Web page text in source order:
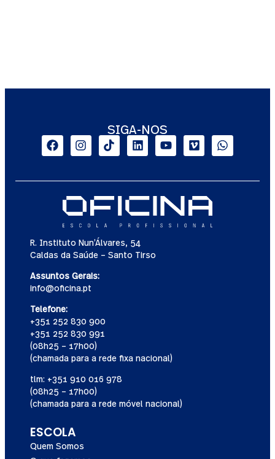
SIGA-NOS
R. Instituto Nun’Álvares, 54
Caldas da Saúde – Santo Tirso
Assuntos Gerais:
info@oficina.pt
Telefone:
+351 252 830 900
+351 252 830 991
(08h25 – 17h00)
(chamada para a rede fixa nacional)
tlm: +351 910 016 978
(08h25 – 17h00)
(chamada para a rede móvel nacional)
ESCOLA
Quem Somos